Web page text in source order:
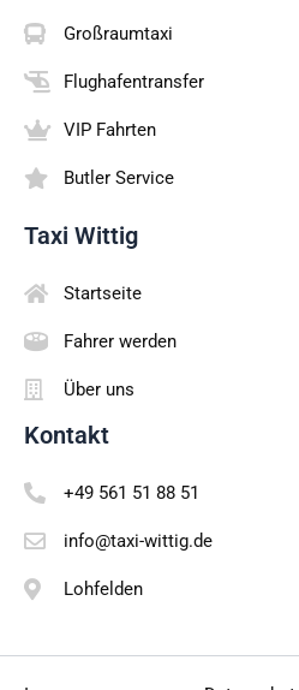
Großraumtaxi
Flughafentransfer
VIP Fahrten
Butler Service
Taxi Wittig
Startseite
Fahrer werden
Über uns
Kontakt
+49 561 51 88 51
info@taxi-wittig.de
Lohfelden